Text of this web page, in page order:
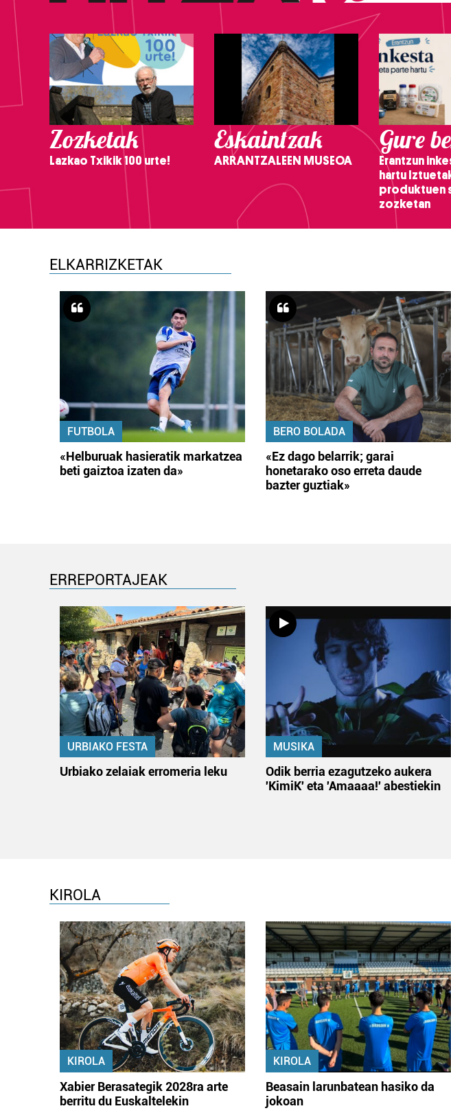
Zozketak
Lazkao Txikik 100 urte!
Eskaintzak
ARRANTZALEEN MUSEOA
Gure
Erantzun
hartu
produktuen
zozketan
ELKARRIZKETAK
FUTBOLA
«Helburuak hasieratik markatzea
beti gaiztoa izaten da»
BERO BOLADA
«Ez dago belarrik; garai
honetarako oso erreta daude
bazter guztiak»
ERREPORTAJEAK
URBIAKO FESTA
Urbiako zelaiak erromeria leku
MUSIKA
Odik berria ezagutzeko aukera
'KimiK' eta 'Amaaaa!' abestiekin
KIROLA
KIROLA
Xabier Berasategik 2028ra arte
berritu du Euskaltelekin
KIROLA
Beasain larunbatean hasiko da
jokoan